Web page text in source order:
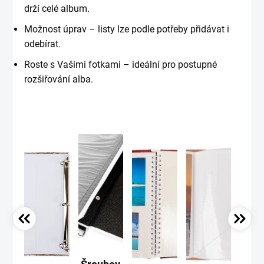
drží celé album.
Možnost úprav – listy lze podle potřeby přidávat i
odebírat.
Roste s Vašimi fotkami – ideální pro postupné
rozšiřování alba.